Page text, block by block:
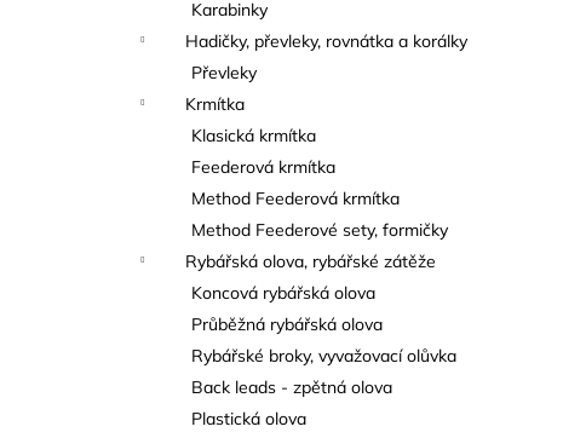
Karabinky
Hadičky, převleky, rovnátka a korálky
Převleky
Krmítka
Klasická krmítka
Feederová krmítka
Method Feederová krmítka
Method Feederové sety, formičky
Rybářská olova, rybářské zátěže
Koncová rybářská olova
Průběžná rybářská olova
Rybářské broky, vyvažovací olůvka
Back leads - zpětná olova
Plastická olova